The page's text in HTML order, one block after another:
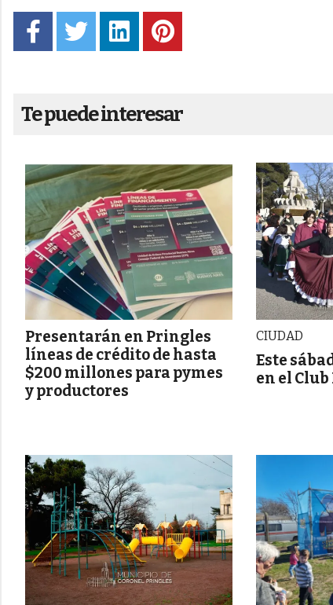
Te puede interesar
Presentarán en Pringles
líneas de crédito de hasta
$200 millones para pymes
y productores
CIUDAD
Este
en el Club